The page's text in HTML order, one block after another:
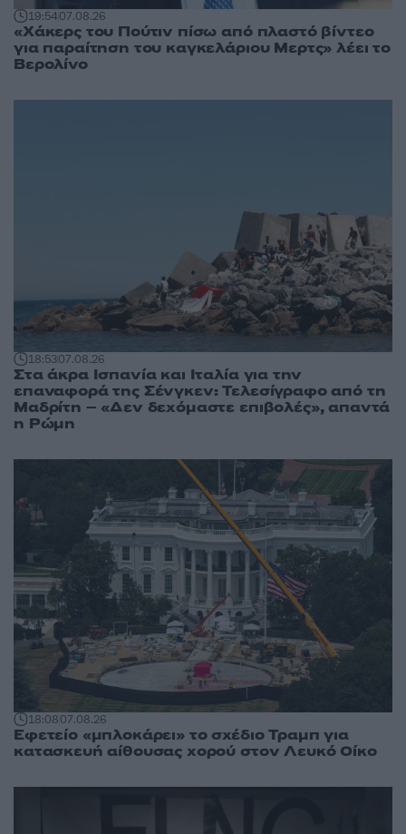
19:5407.08.26
«Χάκερς του Πούτιν πίσω από πλαστό βίντεο
για παραίτηση του καγκελάριου Μερτς» λέει το
Βερολίνο
18:5307.08.26
Στα άκρα Ισπανία και Ιταλία για την
επαναφορά της Σένγκεν: Τελεσίγραφο από τη
Μαδρίτη – «Δεν δεχόμαστε επιβολές», απαντά
η Ρώμη
18:0807.08.26
Εφετείο «μπλοκάρει» το σχέδιο Τραμπ για
κατασκευή αίθουσας χορού στον Λευκό Οίκο